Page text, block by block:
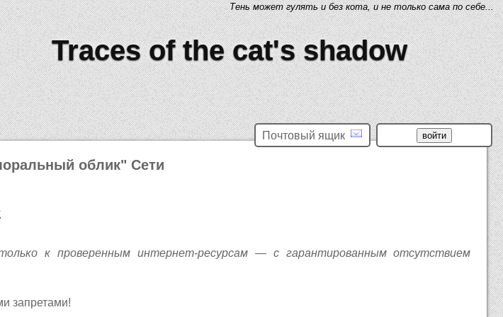
Тень может гулять и без кота, и не только сама по себе...
Traces of the cat's shadow
Почтовый ящик
облик" Сети
к проверенным интернет-ресурсам — с гарантированным отсутствием
запретами!